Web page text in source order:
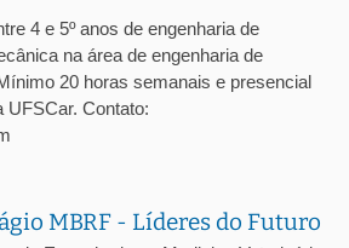
4 e 5º anos de engenharia de
na área de engenharia de
20 horas semanais e presencial
UFSCar. Contato:
MBRF - Líderes do Futuro